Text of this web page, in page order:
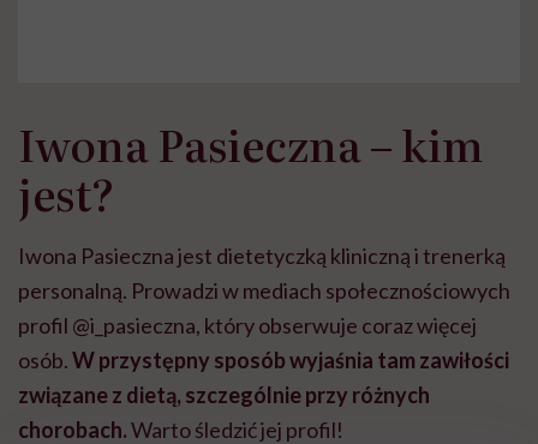
Iwona Pasieczna – kim
jest?
Iwona Pasieczna jest dietetyczką kliniczną i trenerką
personalną. Prowadzi w mediach społecznościowych
profil @i_pasieczna, który obserwuje coraz więcej
osób.W przystępny sposób wyjaśnia tam zawiłości
związane z dietą, szczególnie przy różnych
chorobach.Warto śledzić jej profil!